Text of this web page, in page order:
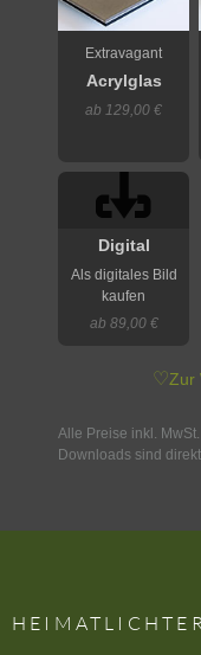
Extravagant
Acrylglas
ab 129,00 €
Digital
Als digitales Bild
kaufen
ab 89,00 €
♡Zur
Alle Preise inkl.
Downloads sind
HEIMATLICHTER